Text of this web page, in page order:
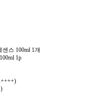
스 100ml 1개
1p